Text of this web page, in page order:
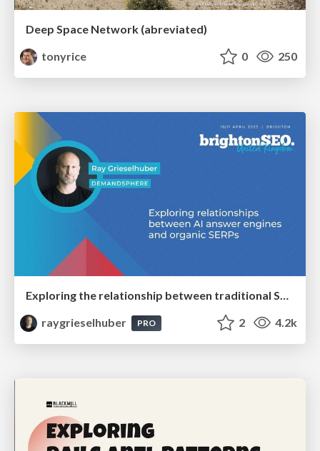
Deep Space Network (abreviated)
tonyrice
0 250
Exploring the relationship between traditional SERPs and Gen AI search
raygrieselhuber
PRO 2 4.2k